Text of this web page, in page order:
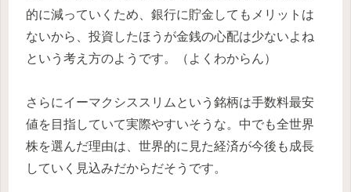
的に減っていくため、銀行に貯金してもメリットは
ないから、投資したほうが金銭の心配は少ないよね
という考え方のようです。（よくわからん）
さらにイーマクシススリムという銘柄は手数料最安
値を目指していて実際やすいそうな。中でも全世界
株を選んだ理由は、世界的に見た経済が今後も成長
していく見込みだからだそうです。